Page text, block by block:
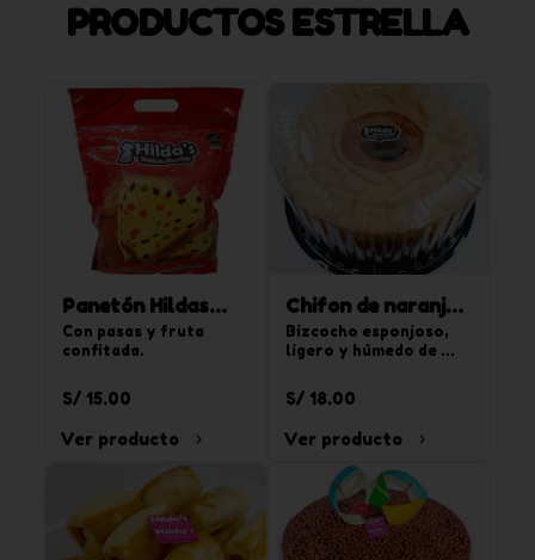
PRODUCTOS ESTRELLA
Panetón Hildas
900 g
Con pasas y fruta
confitada.
S/ 15.00
Ver producto
Chifon de naranja
850g
Bizcocho esponjoso,
ligero y húmedo de
tajadas.
S/ 18.00
Ver producto